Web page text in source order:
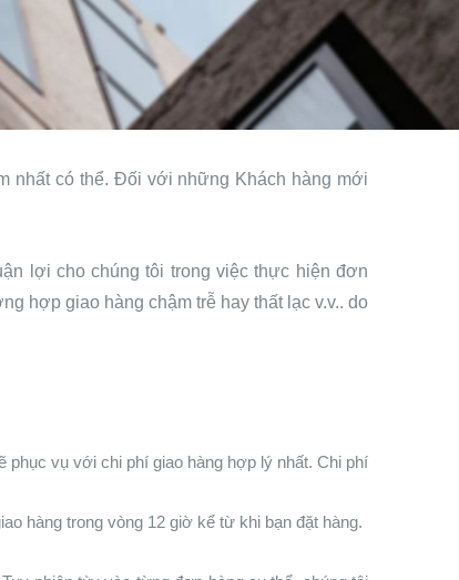
nhất có thể. Đối với những Khách hàng mới
lợi cho chúng tôi trong việc thực hiện đơn
hợp giao hàng chậm trễ hay thất lạc v.v.. do
vụ với chi phí giao hàng hợp lý nhất. Chi phí
hàng trong vòng 12 giờ kể từ khi bạn đặt hàng.